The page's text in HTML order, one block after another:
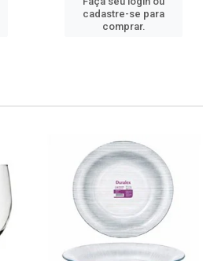
cadastre-se para
comprar.